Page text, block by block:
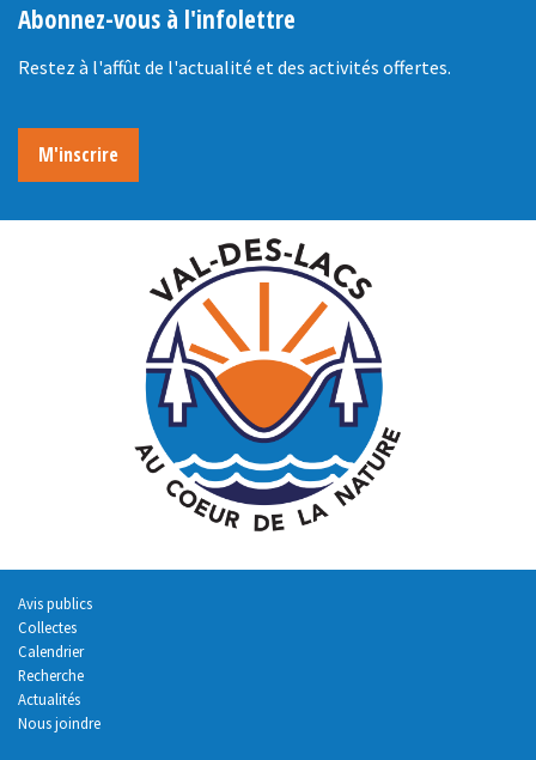
Abonnez-vous à l'infolettre
Restez à l'affût de l'actualité et des activités offertes.
M'inscrire
Avis publics
Collectes
Calendrier
Recherche
Actualités
Nous joindre